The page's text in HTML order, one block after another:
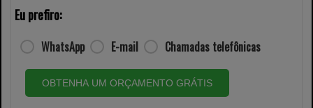
Eu prefiro:
WhatsApp E-mail Chamadas telefônicas
OBTENHA UM ORÇAMENTO GRÁTIS